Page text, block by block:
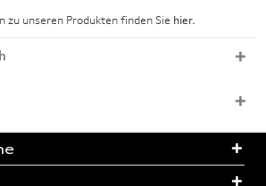
unseren Produkten finden Sie hier.